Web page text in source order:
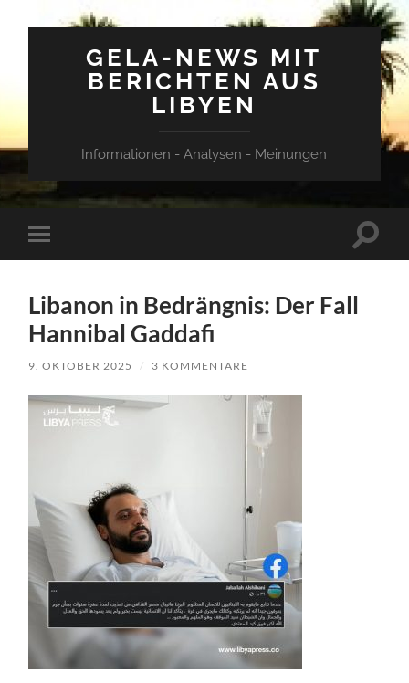
GELA-NEWS MIT
BERICHTEN AUS
LIBYEN
Informationen - Analysen - Meinungen
Mobile-
Menü
Libanon in Bedrängnis: Der Fall
Hannibal Gaddafi
9. OKTOBER 2025 / 3 KOMMENTARE